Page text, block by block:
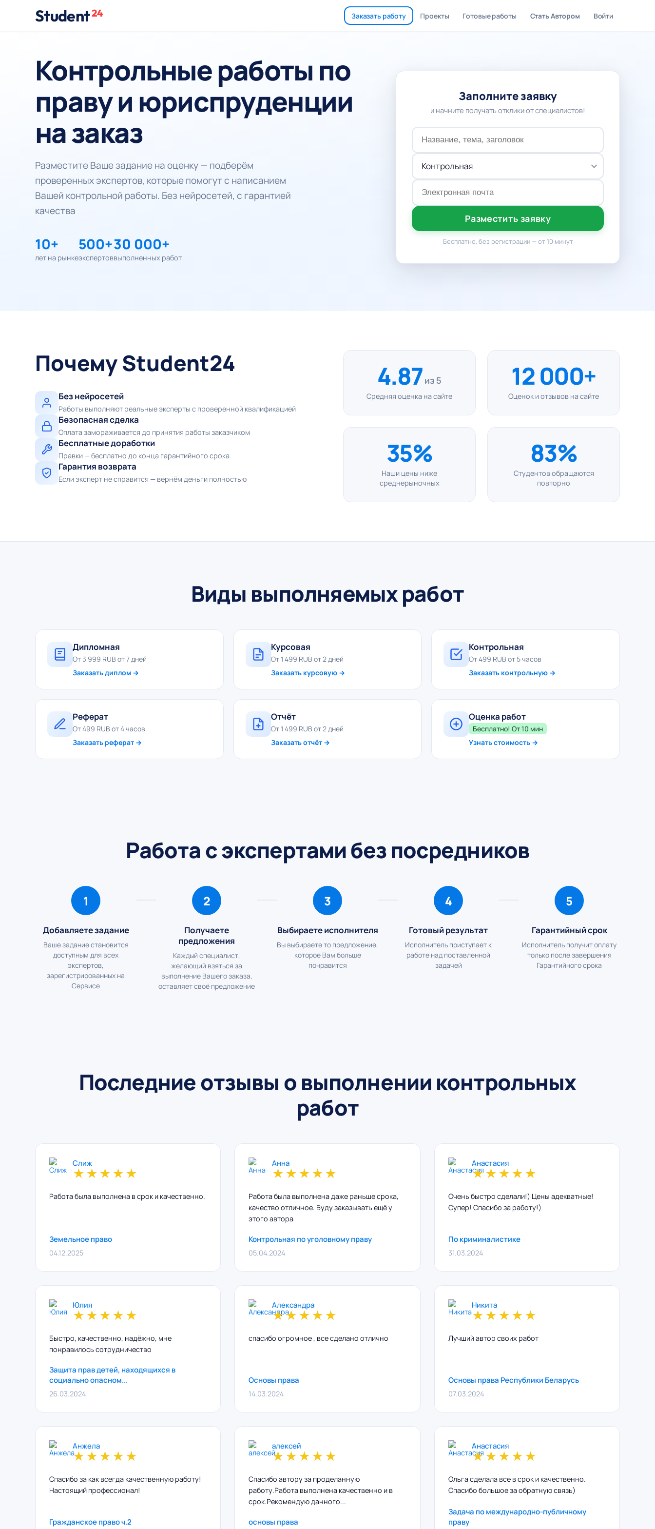
Student24 Заказать работу Проекты Готовые работы Стать Автором Войти
Контрольные работы по
праву и юриспруденции
на заказ
Разместите Ваше задание на оценку — подберём
проверенных экспертов, которые помогут с написанием
Вашей контрольной работы. Без нейросетей, с гарантией
качества
10+
лет на рынке
500+
экспертов
30 000+
выполненных работ
Заполните заявку
и начните получать отклики от специалистов!
Разместить заявку
Бесплатно, без регистрации — от 10 минут
Почему Student24
Без нейросетей
Работы выполняют реальные эксперты с проверенной квалификацией
Безопасная сделка
Оплата замораживается до принятия работы заказчиком
Бесплатные доработки
Правки — бесплатно до конца гарантийного срока
Гарантия возврата
Если эксперт не справится — вернём деньги полностью
4.87 из 5
Средняя оценка на сайте
12 000+
Оценок и отзывов на сайте
35%
Наши цены ниже
среднерыночных
83%
Студентов обращаются
повторно
Виды выполняемых работ
Дипломная
От 3 999 RUB от 7 дней
Заказать диплом →
Курсовая
От 1 499 RUB от 2 дней
Заказать курсовую →
Контрольная
От 499 RUB от 5 часов
Заказать контрольную →
Реферат
От 499 RUB от 4 часов
Заказать реферат →
Отчёт
От 1 499 RUB от 2 дней
Заказать отчёт →
Оценка работ
Бесплатно! От 10 мин
Узнать стоимость →
Работа с экспертами без посредников
1
Добавляете задание
Ваше задание становится
доступным для всех
экспертов,
зарегистрированных на
Сервисе
2
Получаете
предложения
Каждый специалист,
желающий взяться за
выполнение Вашего заказа,
оставляет своё предложение
3
Выбираете исполнителя
Вы выбираете то предложение,
которое Вам больше
понравится
4
Готовый результат
Исполнитель приступает к
работе над поставленной
задачей
5
Гарантийный срок
Исполнитель получит оплату
только после завершения
Гарантийного срока
Последние отзывы о выполнении контрольных
работ
Слиж
★★★★★
Работа была выполнена в срок и качественно.
Земельное право
04.12.2025
Анна
★★★★★
Работа была выполнена даже раньше срока,
качество отличное. Буду заказывать ещё у
этого автора
Контрольная по уголовному праву
05.04.2024
Анастасия
★★★★★
Очень быстро сделали!) Цены адекватные!
Супер! Спасибо за работу!)
По криминалистике
31.03.2024
Юлия
★★★★★
Быстро, качественно, надёжно, мне
понравилось сотрудничество
Защита прав детей, находящихся в
социально опасном...
26.03.2024
Александра
★★★★★
спасибо огромное , все сделано отлично
Основы права
14.03.2024
Никита
★★★★★
Лучший автор своих работ
Основы права Республики Беларусь
07.03.2024
Анжела
★★★★★
Спасибо за как всегда качественную работу!
Настоящий профессионал!
Гражданское право ч.2
алексей
★★★★★
Спасибо автору за проделанную
работу.Работа выполнена качественно и в
срок.Рекомендую данного...
основы права
Анастасия
★★★★★
Ольга сделала все в срок и качественно.
Спасибо большое за обратную связь)
Задача по международно-публичному
праву